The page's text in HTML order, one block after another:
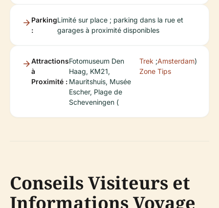
Parking
:
Limité sur place ; parking dans la rue et
garages à proximité disponibles
Attractions
à
Proximité :
Fotomuseum Den
Haag, KM21,
Mauritshuis, Musée
Escher, Plage de
Scheveningen (
Trek
Zone
;Amsterdam
Tips
)
Conseils Visiteurs et
Informations Voyage